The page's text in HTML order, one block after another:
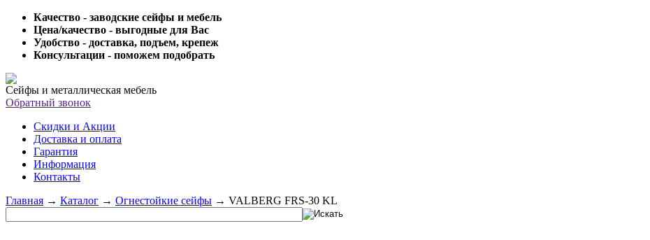
Качество - заводские сейфы и мебель
Цена/качество - выгодные для Вас
Удобство - доставка, подъем, крепеж
Консультации - поможем подобрать
Сейфы и металлическая мебель
Обратный звонок
Скидки и Акции
Доставка и оплата
Гарантия
Информация
Контакты
Главная → Каталог → Огнестойкие сейфы → VALBERG FRS-30 KL